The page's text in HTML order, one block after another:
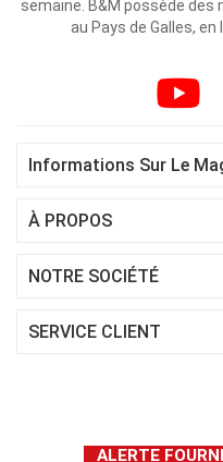
semaine. B&M possède des
au Pays de Galles, en
Informations Sur Le
À PROPOS
NOTRE SOCIÉTÉ
SERVICE CLIENT
ALERTE